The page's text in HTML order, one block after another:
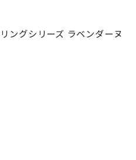
ングシリーズ ラベンダーヌ